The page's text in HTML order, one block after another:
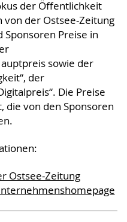
der Öffentlichkeit
von der Ostsee-Zeitung
Preise in
sowie der
der
Die Preise
die von den Sponsoren
Ostsee-Zeitung